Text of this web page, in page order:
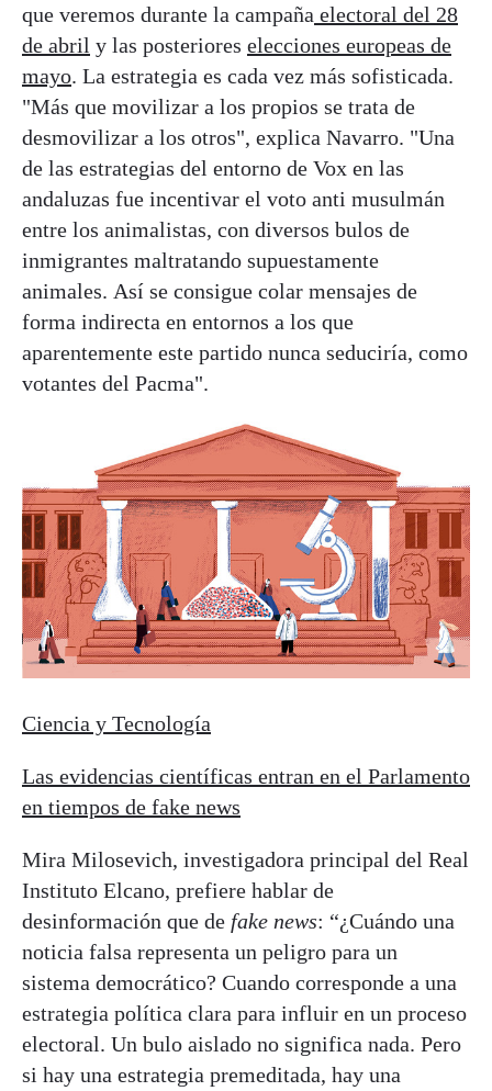
que veremos durante la campaña electoral del 28
de abril y las posteriores elecciones europeas de
mayo. La estrategia es cada vez más sofisticada.
"Más que movilizar a los propios se trata de
desmovilizar a los otros", explica Navarro. "Una
de las estrategias del entorno de Vox en las
andaluzas fue incentivar el voto anti musulmán
entre los animalistas, con diversos bulos de
inmigrantes maltratando supuestamente
animales. Así se consigue colar mensajes de
forma indirecta en entornos a los que
aparentemente este partido nunca seduciría, como
votantes del Pacma".
Ciencia y Tecnología
Las evidencias científicas entran en el Parlamento
en tiempos de fake news
Mira Milosevich, investigadora principal del Real
Instituto Elcano, prefiere hablar de
desinformación que de fake news: “¿Cuándo una
noticia falsa representa un peligro para un
sistema democrático? Cuando corresponde a una
estrategia política clara para influir en un proceso
electoral. Un bulo aislado no significa nada. Pero
si hay una estrategia premeditada, hay una